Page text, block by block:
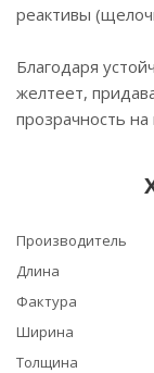
реактивы
Благодаря
желтеет,
прозрачность на
Производитель
Длина
Фактура
Ширина
Толщина